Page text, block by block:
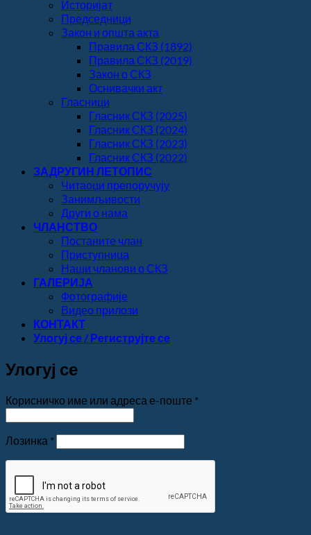
Историјат
Председници
Закон и општа акта
Правила СКЗ (1892)
Правила СКЗ (2019)
Закон о СКЗ
Оснивачки акт
Гласници
Гласник СКЗ (2025)
Гласник СКЗ (2024)
Гласник СКЗ (2023)
Гласник СКЗ (2022)
ЗАДРУГИН ЛЕТОПИС
Читаоци препоручују
Занимљивости
Други о нама
ЧЛАНСТВО
Постаните члан
Приступница
Наши чланови о СКЗ
ГАЛЕРИЈА
Фотографије
Видео прилози
КОНТАКТ
Улогуј се / Региструјте се
Улогуј се
Корисничко име или адреса е-поште *Обавезно
Лозинка *Обавезно